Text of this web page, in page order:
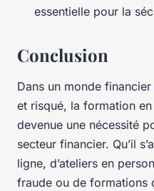
essentielle pour la
Conclusion
Dans un monde
et risqué, la formation
devenue une nécessité
secteur financier. Qu’il
ligne, d’ateliers en
fraude ou de formations